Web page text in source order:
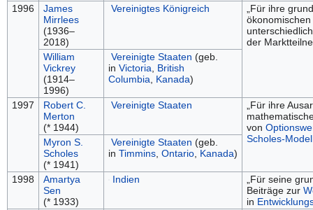
1996
James
Mirrlees
(1936–
2018)
Vereinigtes Königreich
„Für ihre
der
William
Vickrey
(1914–
1996)
Vereinigte Staaten (geb.
in Victoria
British
Columbia
Kanada)
1997
Robert C.
Merton
(* 1944)
Vereinigte Staaten
„Für ihre
von
Scholes-
Myron S.
Scholes
(* 1941)
Vereinigte Staaten (geb.
in Timmins, Ontario, Kanada)
1998
Amartya
Sen
(* 1933)
Indien
„Für seine
Beiträge zur
in